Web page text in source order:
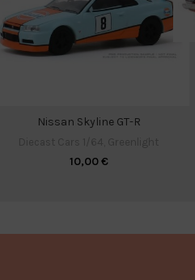
Nissan Skyline GT-R
10,00€